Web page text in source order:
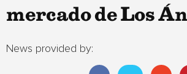
mercado de Los
News provided by: